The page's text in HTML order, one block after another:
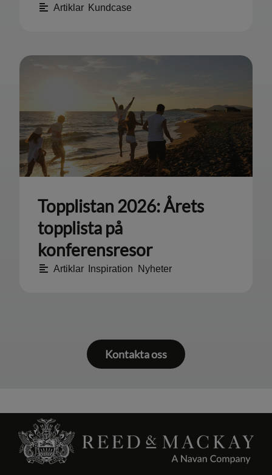
Artiklar, Kundcase
Topplistan 2026: Årets
topplista på
konferensresor
Artiklar, Inspiration Nyheter
Kontakta oss